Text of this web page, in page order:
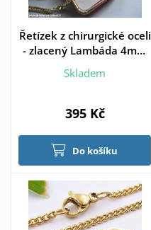
Řetízek z chirurgické oceli
- zlacený Lambáda 4mm
vel45cm.
Skladem
395 Kč
Do košíku